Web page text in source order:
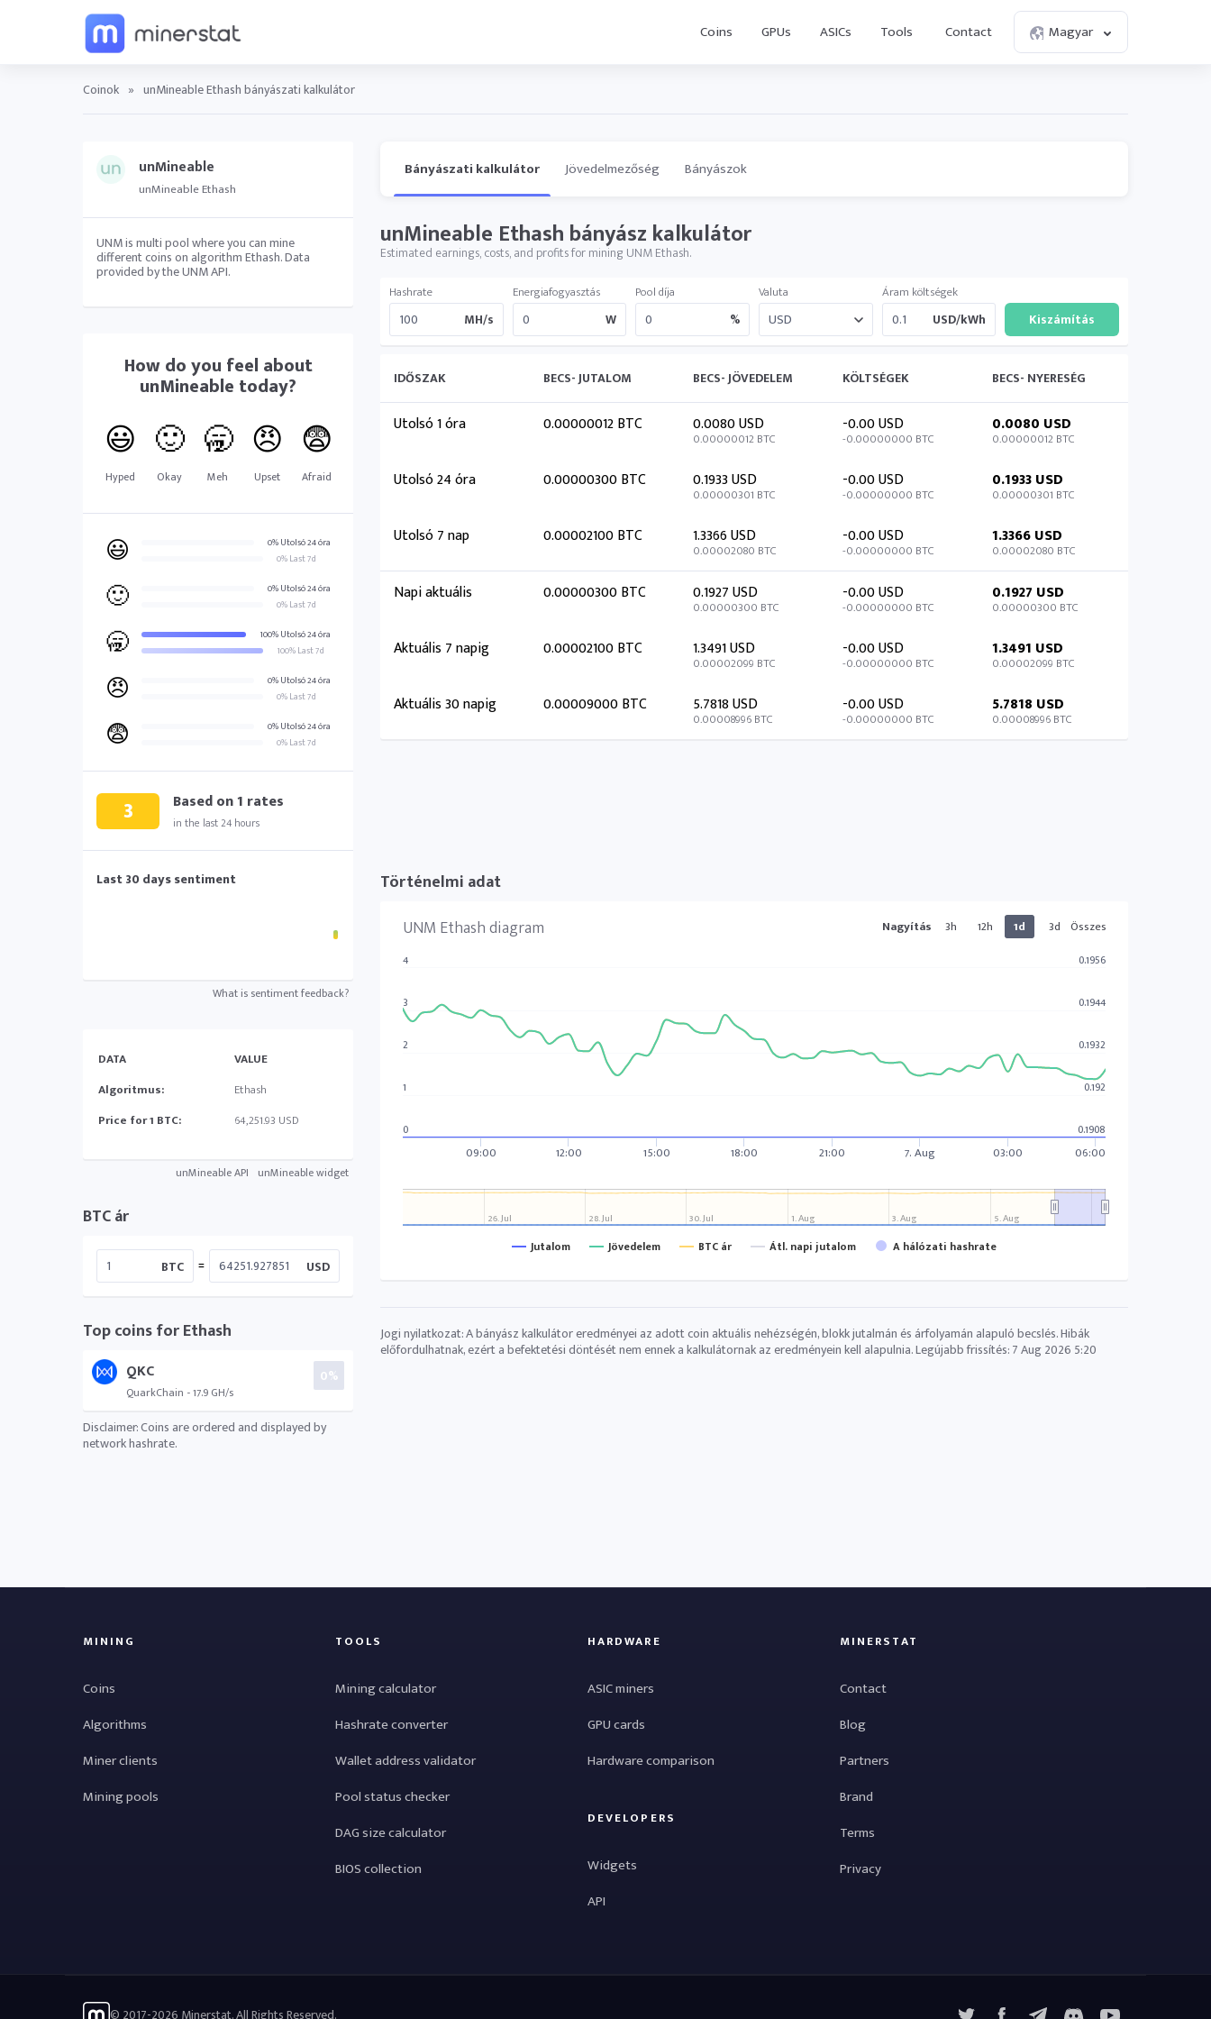
Coins GPUs ASICs Tools Contact Magyar
Coinok » unMineable Ethash bányászati kalkulátor
unMineable
unMineable Ethash
UNM is multi pool where you can mine
different coins on algorithm Ethash. Data
provided by the UNM API.
How do you feel about
unMineable today?
😃
Hyped
🙂
Okay
🥱
Meh
😠
Upset
😨
Afraid
😃
0% Utolsó 24 óra
0% Last 7d
🙂
0% Utolsó 24 óra
0% Last 7d
🥱
100% Utolsó 24 óra
100% Last 7d
😠
0% Utolsó 24 óra
0% Last 7d
😨
0% Utolsó 24 óra
0% Last 7d
3 Based on1 rates
in the last 24 hours
Last 30 days sentiment
What is sentiment feedback?
DATA
VALUE
Algoritmus:
Ethash
Price for 1 BTC:
64,251.93 USD
unMineable API unMineable widget
BTC ár
BTC = USD
Top coins for Ethash
QKC
QuarkChain - 17.9 GH/s
0%
Disclaimer: Coins are ordered and displayed by
network hashrate.
Bányászati kalkulátor Jövedelmezőség Bányászok
unMineable Ethash bányász ​​kalkulátor
Estimated earnings, costs, and profits for mining UNM Ethash.
Hashrate
MH/s
Energiafogyasztás
W
Pool díja
%
Valuta Áram költségek
USD/kWh
IDŐSZAK BECS- JUTALOM BECS- JÖVEDELEM KÖLTSÉGEK BECS- NYERESÉG
Utolsó 1 óra 0.00000012 BTC 0.0080 USD
0.00000012 BTC
-0.00 USD
-0.00000000 BTC
0.0080 USD
0.00000012 BTC
Utolsó 24 óra 0.00000300 BTC 0.1933 USD
0.00000301 BTC
-0.00 USD
-0.00000000 BTC
0.1933 USD
0.00000301 BTC
Utolsó 7 nap 0.00002100 BTC 1.3366 USD
0.00002080 BTC
-0.00 USD
-0.00000000 BTC
1.3366 USD
0.00002080 BTC
Napi aktuális 0.00000300 BTC 0.1927 USD
0.00000300 BTC
-0.00 USD
-0.00000000 BTC
0.1927 USD
0.00000300 BTC
Aktuális 7 napig 0.00002100 BTC 1.3491 USD
0.00002099 BTC
-0.00 USD
-0.00000000 BTC
1.3491 USD
0.00002099 BTC
Aktuális 30 napig 0.00009000 BTC 5.7818 USD
0.00008996 BTC
-0.00 USD
-0.00000000 BTC
5.7818 USD
0.00008996 BTC
Történelmi adat
UNM Ethash diagram
Nagyítás 3h 12h 1d 3d Összes
Jutalom Jövedelem BTC ár Átl. napi jutalom A hálózati hashrate
09:00 12:00 15:00 18:00 21:00 7. Aug 03:00 06:00
26. Jul 28. Jul 30. Jul 1. Aug 3. Aug 5. Aug
0
1
2
3
4
0.1908
0.192
0.1932
0.1944
0.1956
Jogi nyilatkozat: A bányász ​​kalkulátor eredményei az adott coin aktuális nehézségén, blokk jutalmán és árfolyamán alapuló becslés. Hibák
előfordulhatnak, ezért a befektetési döntését nem ennek a kalkulátornak az eredményein kell alapulnia. Legújabb frissítés:7 Aug 2026 5:20
MINING
Coins
Algorithms
Miner clients
Mining pools
TOOLS
Mining calculator
Hashrate converter
Wallet address validator
Pool status checker
DAG size calculator
BIOS collection
HARDWARE
ASIC miners
GPU cards
Hardware comparison
DEVELOPERS
Widgets
API
MINERSTAT
Contact
Blog
Partners
Brand
Terms
Privacy
FacebookTelegramYouTube